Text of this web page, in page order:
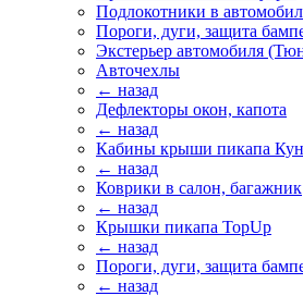
Подлокотники в
Пороги, дуги, защита
Экстерьер автомобиля
Авточехлы
← назад
Дефлекторы окон, капота
← назад
Кабины крыши пикапа
← назад
Коврики в салон, багажник
← назад
Крышки пикапа TopUp
← назад
Пороги, дуги, защита
← назад